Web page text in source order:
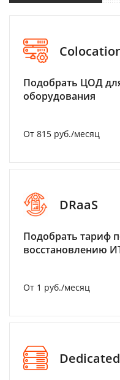
Подобрать ЦОД
оборудования
От 815 руб./месяц
DRaaS
Подобрать тариф
восстановлению
От 1 руб./месяц
Dedicated